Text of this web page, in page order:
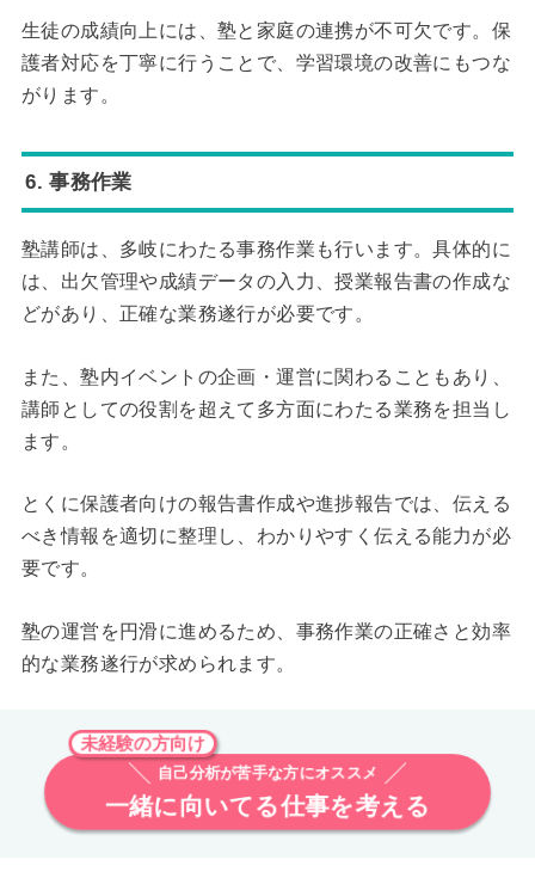
生徒の成績向上には、塾と家庭の連携が不可欠です。保
護者対応を丁寧に行うことで、学習環境の改善にもつな
がります。
6. 事務作業
塾講師は、多岐にわたる事務作業も行います。具体的に
は、出欠管理や成績データの入力、授業報告書の作成な
どがあり、正確な業務遂行が必要です。
また、塾内イベントの企画・運営に関わることもあり、
講師としての役割を超えて多方面にわたる業務を担当し
ます。
とくに保護者向けの報告書作成や進捗報告では、伝える
べき情報を適切に整理し、わかりやすく伝える能力が必
要です。
塾の運営を円滑に進めるため、事務作業の正確さと効率
的な業務遂行が求められます。
未経験の方向け
自己分析が苦手な方にオススメ
一緒に向いてる仕事を考える